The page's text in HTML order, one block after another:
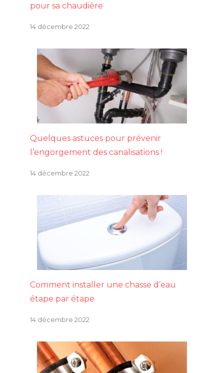
pour sa chaudière
14 décembre 2022
Quelques astuces pour prévenir
l’engorgement des canalisations !
14 décembre 2022
Comment installer une chasse d’eau
étape par étape
14 décembre 2022